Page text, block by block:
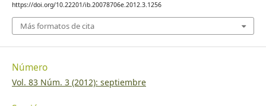
https://doi.org/10.22201/ib.20078706e.2012.3.1256
Más formatos de cita
Número
Vol. 83 Núm. 3 (2012): septiembre